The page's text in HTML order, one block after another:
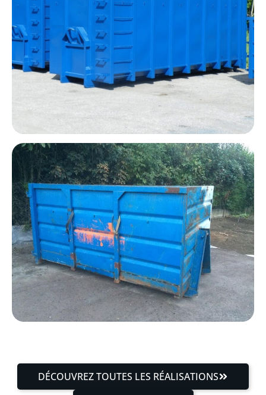
DÉCOUVREZ TOUTES LES RÉALISATIONS